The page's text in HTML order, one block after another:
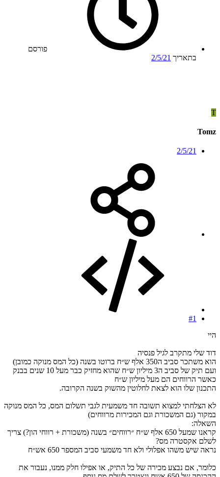
פורסם
בתאריך 2/5/21
T
Tomz
2/5/21
#1
היי
דוד שלי מתקרב לגיל פנסיה
הוא משתכר סביב ה350 אלף ש״ח ברוטו בשנה (כל המס מנוקה כמובן)
ועם תיק של סביב ה3 מיליון ש״ח שהוא מחזיק כבר מעל 10 שנים בבנק
כאשר הרווחים הם מעל מיליון ש״ח
התכנון שלו הוא לצאת לחלוטין מהשוק בשנה הקרובה.
לא הצלחתי למצוא תשובה חד משמעית לגבי תשלום המס, כל המס מנוקה
במקור (גם המשכורת וגם המכירות מרווחים)
השאלה:
קראנו שמעל 650 אלף ש״ח ״רווחים״ בשנה (משכורת + רווחי הון?) צריך
לשלם אקסטרה מס?
נראה שיש משהו אפלולי ולא חד משמעי סביב המספר 650 אש״ח
כלומר, אם נבצע מכירה של כל התיק, או אפילו חלק ממנו, נעבור את